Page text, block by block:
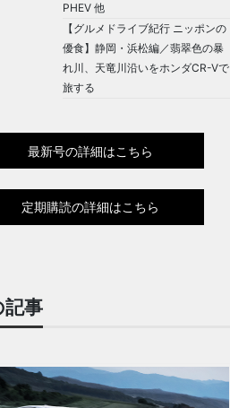
PHEV 他
【グルメドライブ紀行 ニッポンの
優食】静岡・浜松編／翡翠色の暴
れ川、天竜川沿いをホンダCR-Vで
旅する
最新号の詳細はこちら
定期購読の詳細はこちら
記事